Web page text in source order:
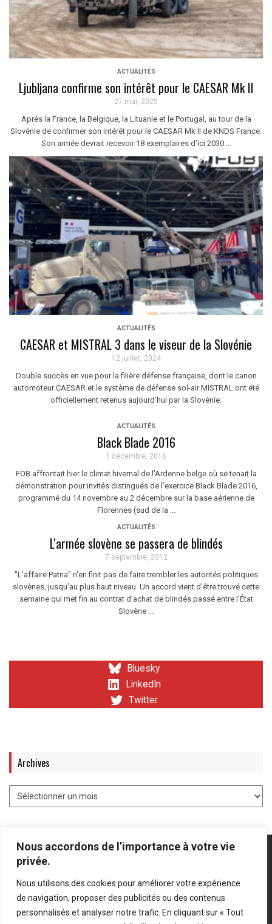
Nous accordons de l’importance à votre vie
privée.
Nous utilisons des cookies pour améliorer votre expérience
de navigation, proposer des publicités ou des contenus
personnalisés et analyser notre trafic. En cliquant sur « Tout
ACTUALITÉS
Ljubljana confirme son intérêt pour le CAESAR Mk II
27 mai, 2025
Après la France, la Belgique, la Lituanie et le Portugal, au tour de la
Slovénie de confirmer son intérêt pour le CAESAR Mk II de KNDS France.
Son armée devrait recevoir 18 exemplaires d’ici 2030 ...
ACTUALITÉS
CAESAR et MISTRAL 3 dans le viseur de la Slovénie
12 juillet, 2024
Double succès en vue pour la filière défense française, dont le canon
automoteur CAESAR et le système de défense sol-air MISTRAL ont été
officiellement retenus aujourd'hui par la Slovénie.
ACTUALITÉS
Black Blade 2016
1 décembre, 2016
FOB affrontait hier le climat hivernal de l’Ardenne belge où se tenait la
démonstration pour invités distingués de l’exercice Black Blade 2016,
programmé du 14 novembre au 2 décembre sur la base aérienne de
Florennes (sud de la ...
ACTUALITÉS
L'armée slovène se passera de blindés
7 septembre, 2012
"L'affaire Patria" n'en finit pas de faire trembler les autorités politiques
slovènes, jusqu’au plus haut niveau. Un accord vient d'être trouvé cette
semaine qui met fin au contrat d’achat de blindés passé entre l’État
Slovène ...
Bluesky
LinkedIn
Twitter
Archives
Mentions légales Politique de confidentialité